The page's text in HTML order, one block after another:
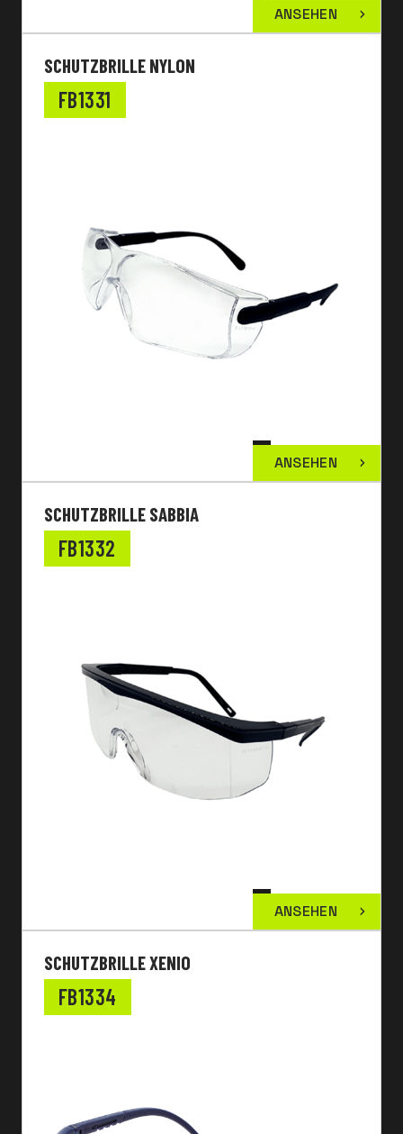
ANSEHEN
SCHUTZBRILLE NYLON
FB1331
ANSEHEN
SCHUTZBRILLE SABBIA
FB1332
ANSEHEN
SCHUTZBRILLE XENIO
FB1334